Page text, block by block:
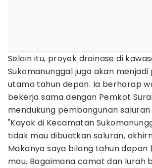
Selain itu, proyek drainase di
Sukomanunggal juga akan
utama tahun depan. Ia berharap
bekerja sama dengan Pemkot
mendukung pembangunan saluran
"Kayak di Kecamatan
tidak mau dibuatkan saluran,
Makanya saya bilang tahun depan
mau. Bagaimana camat dan lurah